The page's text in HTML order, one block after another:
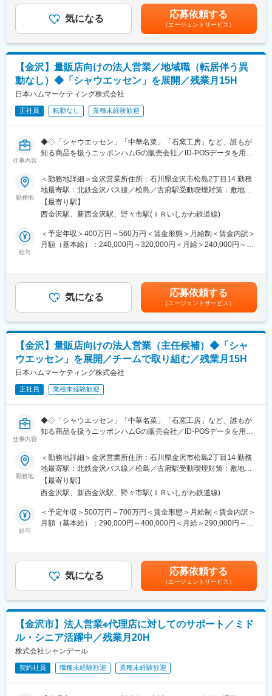
■就業環境
・週休2日制、年間休日113日、社会保険や福利厚生も整備されて
います（スポーツジム利用可）
・残業について：残業を希望しない方には残業の強要しない環境
です。逆に残業したい方には残業をしていただく選択肢もありま
す。
・工場内は空調完備しておりますが、揚げ工場のため夏場は暑い
です。
ードしていただくことを期待しています。
■業務詳細
・HACCPの運用、およびFSSC22000取得に向けた衛生管理体制
の構築・推進
・正社員・派遣・出向・外国人労働者を含む、約35～40名規模の
スタッフ管理、育成、シフト調整
実行
・製造実務と管理業務を通じた、工場運営全般の知識・ノウハウ
＜扱うサービス＞
ど、チュロス製造に特化した製品を担当します。
■組織構成
男性30名、女性10名（20～60代）
を重視した組織です。
インドネシアの方も在籍しております。
営に携わる成長機会があります。
■教育体制
現場実務を通じて業務理解を深め、OJTやフォローアップ研修も
充実
■就業環境
・週休2日制、年間休日113日、社会保険や福利厚生も整備されて
います（スポーツジム利用可）
・残業について：残業を希望しない方には残業の強要しない環境
・工場内は空調完備しておりますが、揚げ工場のため夏場は暑い
です
■キャリアパス
工場長補佐から工場長への昇格が可能、経営層とも近い距離で成
長できる職場です。
変更の範囲：将来における能力やスキルに応じて再設定
よって決定致します。※年収は賞与・各種手当を含みます。賃金は
あくまでも目安の金額であり、選考を通じて上下する可能性があ
ります。月給(月額)は固定手当を含めた表記です。
気になる 応募依頼する
（エージェントサービス）
【金沢】量販店向けの法人営業／地域職（転居伴う異
動なし）◆「シャウエッセン」を展開／残業月15H
日本ハムマーケティング株式会社
正社員 転勤なし 業種未経験歓迎
仕事内容
◆◇「シャウエッセン」「中華名菜」「石窯工房」など、誰もが
知る商品を扱うニッポンハムGの販売会社／ID-POSデータを用い
イム制／残業15H以内／直行直帰可◆◇
■業務内容
地域に密着した課題解決型提案営業として、スーパーマーケット
やドラッグストアなどの量販や一部、業務用営業をお任せしま
す。
※本ポジションは地域職採用となり、＜転居を伴う＞異動はありま
せん。
◇具体的には
【バイヤーとの定期商談】
・POS分析結果より得意先の課題や売上チャンスを発見し、カテ
ゴリーごとの商品提案を実施
・ご提案した商品導入後の売上シミュレーション等の実施
・契約書の作成・締結など
・商品棚チェック（陳列の整理や賞味期限が切れているものが無
いか確認）
例）北海道日本ハムファイターズと関連させた大々的な売場や、
季節ごとの売場作成など
※エリアや担当チェーンによっては宿泊が伴う出張有（2か月に1
回程度）。
■ポジションの魅力
・お客様のカテゴリー（ウインナーやロースなど）の売上管理と
・数社の顧客をチームで担当し、突発的な業務にもチームでカバ
ーできる体制を整えています。
・ご自身の頑張り次第で、早期に昇進が叶う環境です。（30代前
半での課長実績あり）
■働き方
・一日の予定はご自身で裁量で決めれるため、自由度高く働けま
す。（直行直帰・テレワーク・フレックスも申請により利用可）
■当社について
勤務地
＜勤務地詳細＞金沢営業所住所：石川県金沢市松島2丁目14 勤務
地最寄駅：北鉄金沢バス線／松島／古府駅受動喫煙対策：敷地内
喫煙可能場所あり変更の範囲：会社の定める事業所（リモートワ
ーク含む）
【最寄り駅】
西金沢駅、新西金沢駅、野々市駅(ＩＲいしかわ鉄道線)
給与
＜予定年収＞400万円～560万円＜賃金形態＞月給制＜賃金内訳＞
月額（基本給）：240,000円～320,000円＜月給＞240,000円～
月）賃金はあくまでも目安の金額であり、選考を通じて上下する
可能性があります。月給(月額)は固定手当を含めた表記です。
気になる 応募依頼する
（エージェントサービス）
【金沢】量販店向けの法人営業（主任候補）◆「シャ
ウエッセン」を展開／チームで取り組む／残業月15H
日本ハムマーケティング株式会社
正社員 業種未経験歓迎
仕事内容
◆◇「シャウエッセン」「中華名菜」「石窯工房」など、誰もが
知る商品を扱うニッポンハムGの販売会社／ID-POSデータを用い
イム制／残業15H以内／直行直帰可◆◇
■業務内容
地域に密着した課題解決型提案営業として、スーパーマーケット
やドラッグストアなどの量販や一部、業務用営業をお任せしま
す。
従来の直納営業から、プレゼン形式で商談をし「提案」を重視す
る営業へとスタイルが変化している中、スキルを持った方を募集
◇具体的には
【バイヤーとの定期商談】
・お取引額の結果や、進捗状況の報告
・POS分析結果より得意先の課題や売上チャンスを発見し、カテ
ゴリーごとの商品提案を実施
・ご提案した商品導入後の売上シミュレーション等の実施
・見積の作成・提出
【得意先への店舗巡回】
勤務地
＜勤務地詳細＞金沢営業所住所：石川県金沢市松島2丁目14 勤務
地最寄駅：北鉄金沢バス線／松島／古府駅受動喫煙対策：敷地内
喫煙可能場所あり変更の範囲：会社の定める事業所（リモートワ
ーク含む）
【最寄り駅】
西金沢駅、新西金沢駅、野々市駅(ＩＲいしかわ鉄道線)
給与
＜予定年収＞500万円～700万円＜賃金形態＞月給制＜賃金内訳＞
月額（基本給）：290,000円～400,000円＜月給＞290,000円～
月）賃金はあくまでも目安の金額であり、選考を通じて上下する
可能性があります。月給(月額)は固定手当を含めた表記です。
気になる 応募依頼する
（エージェントサービス）
【金沢市】法人営業※代理店に対してのサポート／ミド
ル・シニア活躍中／残業月20H
株式会社シャンデール
契約社員 職種未経験歓迎 業種未経験歓迎